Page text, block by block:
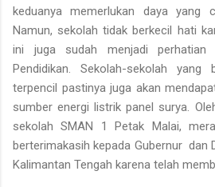
keduanya memerlukan daya yang
Namun, sekolah tidak berkecil hati
ini juga sudah menjadi perhatian
Pendidikan. Sekolah-sekolah
terpencil pastinya juga akan
sumber energi listrik panel surya.
sekolah SMAN 1 Petak Malai,
berterimakasih kepada Gubernur dan
Kalimantan Tengah karena telah